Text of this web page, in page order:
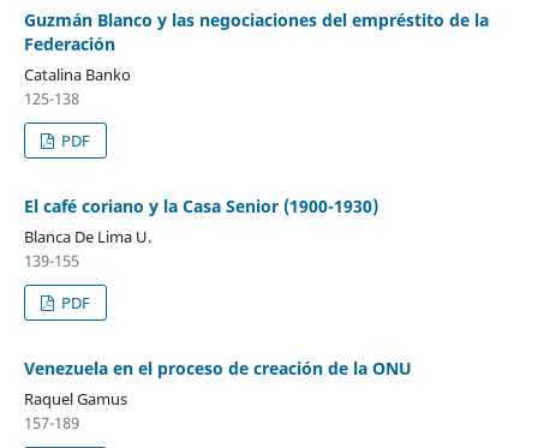
Guzmán Blanco y las negociaciones del empréstito de la
Federación
Catalina Banko
125-138
PDF
El café coriano y la Casa Senior (1900-1930)
Blanca De Lima U.
139-155
PDF
Venezuela en el proceso de creación de la ONU
Raquel Gamus
157-189